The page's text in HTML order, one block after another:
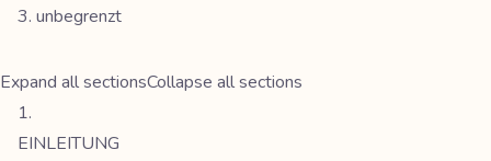
unbegrenzt
Expand all sectionsCollapse all sections
EINLEITUNG